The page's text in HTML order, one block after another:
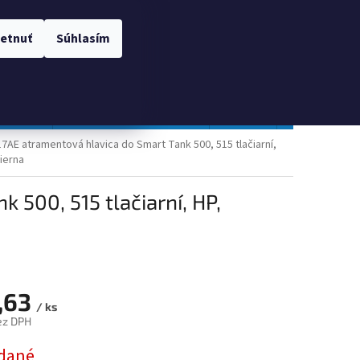
Súhlasím
atramentová hlavica do Smart Tank 500, 515 tlačiarní,
500, 515 tlačiarní, HP,
/ ks
DPH